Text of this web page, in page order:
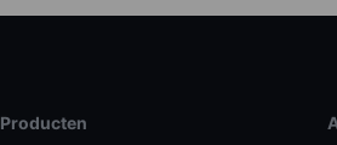
Producten